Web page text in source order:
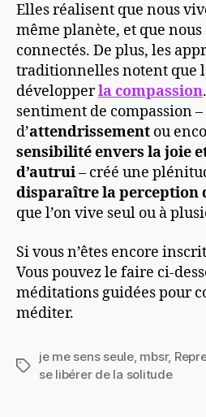
Elles réalisent que nous
même planète, et que nous
connectés. De plus, les
traditionnelles notent que
développerla compassion
sentiment de compassion
d’attendrissement ou
sensibilité envers la joie
d’autrui– créé une
disparaître la perception
que l’on vive seul ou à
Si vous n’êtes encore
Vous pouvez le faire ci-
méditations guidées pour
méditer.
Étiquettes
je me sens seule, mbsr,
se libérer de la solitude